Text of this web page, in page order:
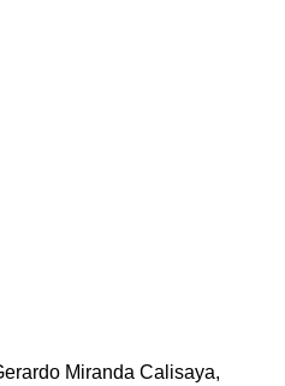
Miranda Calisaya,